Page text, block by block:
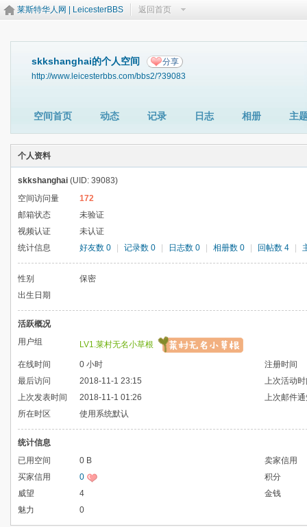
莱斯特华人网 | LeicesterBBS 返回首页
skkshanghai的个人空间 分享
http://www.leicesterbbs.com/bbs2/?39083
空间首页 动态 记录 日志 相册 主
个人资料
skkshanghai (UID: 39083)
空间访问量
172
邮箱状态
未验证
视频认证
未认证
统计信息
好友数 0 记录数 0 日志数 0 相册数 0 回帖数 4
性别
保密
出生日期
活跃概况
用户组
LV1.莱村无名小草根
在线时间 0 小时
注册时间
最后访问
2018-11-1 23:15
上次活动
上次发表时间
2018-11-1 01:26
上次邮件
所在时区
使用系统默认
统计信息
已用空间
0 B
卖家信用
买家信用
0
积分
威望
4
金钱
魅力
0